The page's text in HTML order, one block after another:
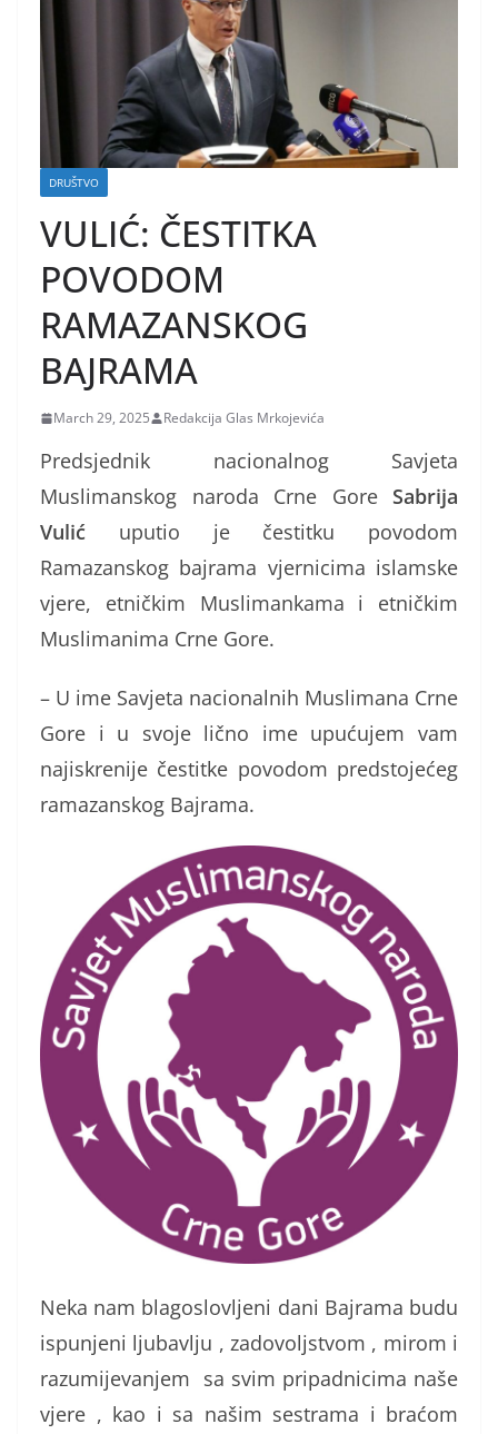
DRUŠTVO
VULIĆ: ČESTITKA
POVODOM
RAMAZANSKOG
BAJRAMA
March 29, 2025 Redakcija Glas Mrkojevića
Predsjednik nacionalnog Savjeta
Muslimanskog naroda Crne Gore Sabrija
Vulić uputio je čestitku povodom
Ramazanskog bajrama vjernicima islamske
vjere, etničkim Muslimankama i etničkim
Muslimanima Crne Gore.
– U ime Savjeta nacionalnih Muslimana Crne
Gore i u svoje lično ime upućujem vam
najiskrenije čestitke povodom predstojećeg
ramazanskog Bajrama.
Neka nam blagoslovljeni dani Bajrama budu
ispunjeni ljubavlju , zadovoljstvom , mirom i
razumijevanjem sa svim pripadnicima naše
vjere , kao i sa našim sestrama i braćom